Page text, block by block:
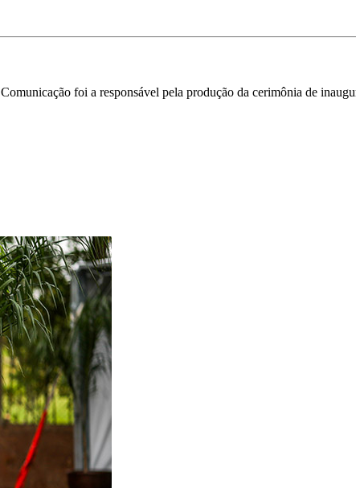
foi a responsável pela produção da cerimônia de